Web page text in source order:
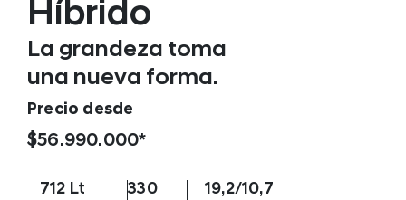
Híbrido
La grandeza toma
una nueva forma.
Precio desde
$56.990.000*
712 Lt 330 19,2/10,7